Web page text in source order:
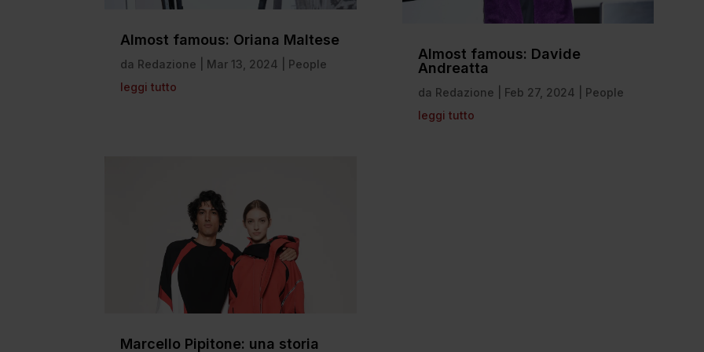
Almost famous: Oriana Maltese
da Redazione Mar 13, 2024
People
leggi tutto
Marcello Pipitone: una storia
Almost famous: Davide
Andreatta
da Redazione Feb 27, 2024
People
leggi tutto